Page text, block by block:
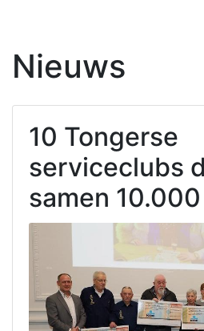
Nieuws
10 Tongerse
serviceclubs
samen